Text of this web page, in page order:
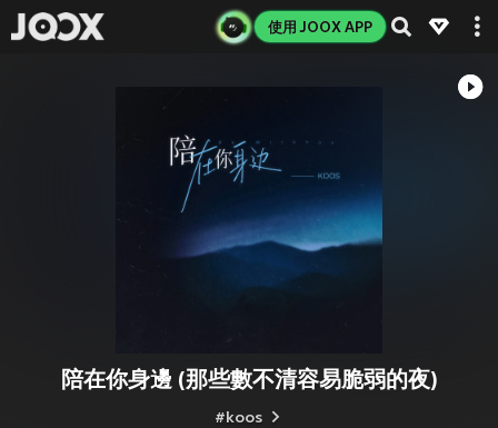
使用 JOOX APP
陪在你身邊 (那些數不清容易脆弱的夜)
#koos